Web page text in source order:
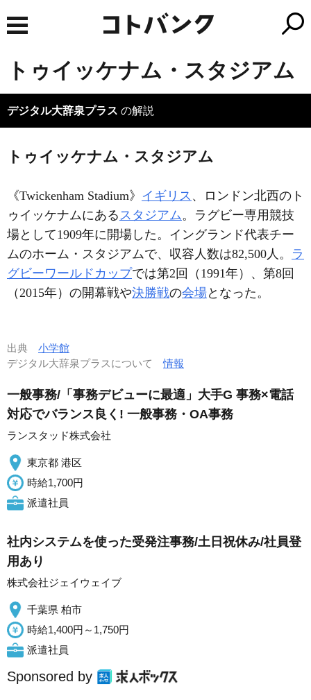
トゥイッケナム・スタジアム
デジタル大辞泉プラス の解説
トゥイッケナム・スタジアム
《Twickenham Stadium》 イギリス 、ロンドン北西のト
ゥイッケナムにあるスタジアム。ラグビー専用競技
場として1909年に開場した。イングランド代表チー
ムのホーム・スタジアムで、収容人数は82,500人。 ラ
グビーワールドカップでは第2回（1991年）、第8回
（2015年）の開幕戦や決勝戦の会場となった。
出典 小学館
デジタル大辞泉プラスについて情報
一般事務/「事務デビューに最適」大手G 事務×電話
対応でバランス良く! 一般事務・OA事務
ランスタッド株式会社
東京都 港区
時給1,700円
派遣社員
社内システムを使った受発注事務/土日祝休み/社員登
用あり
株式会社ジェイウェイブ
千葉県 柏市
時給1,400円～1,750円
派遣社員
Sponsored by